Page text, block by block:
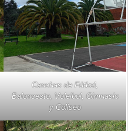
Canchas de Fútbol,
Baloncesto, Voleibol, Gimnasio
y Coliseo